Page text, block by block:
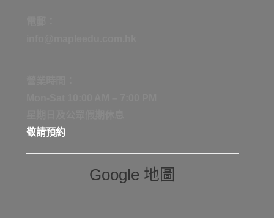
敬請預約
Google 地圖